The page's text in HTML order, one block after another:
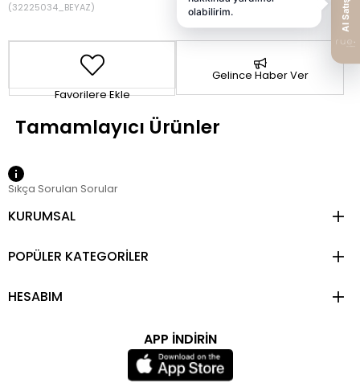
(32225034_BEYAZ)
Favorilere Ekle
Gelince Haber Ver
Sıkça Sorulan Sorular
KURUMSAL
POPÜLER KATEGORİLER
HESABIM
APP İNDİRİN